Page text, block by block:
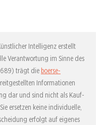
Intelligenz erstellt
Verantwortung im Sinne des
trägt die boerse-
Informationen
dar und sind nicht als Kauf-
ersetzen keine individuelle,
erfolgt auf eigenes